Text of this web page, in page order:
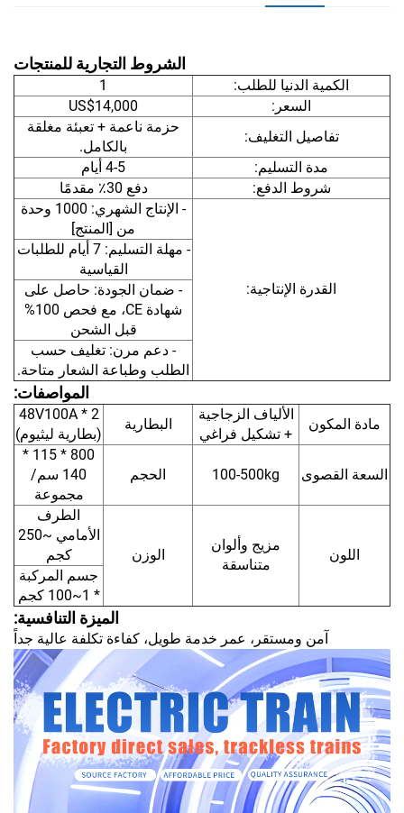
الشروط التجارية للمنتجات
الكمية الدنيا للطلب:
1
السعر:
US$14,000
تفاصيل التغليف:
حزمة ناعمة + تعبئة مغلقة
بالكامل.
مدة التسليم:
4-5 أيام
شروط الدفع:
دفع 30٪ مقدمًا
القدرة الإنتاجية:
- الإنتاج الشهري: 1000 وحدة
من [المنتج]
- مهلة التسليم: 7 أيام للطلبات
القياسية
- ضمان الجودة: حاصل على
شهادة CE، مع فحص 100%
قبل الشحن
- دعم مرن: تغليف حسب
الطلب وطباعة الشعار متاحة.
المواصفات:
مادة المكون
الألياف الزجاجية
+ تشكيل فراغي
البطارية
48V100A * 2
(بطارية ليثيوم)
السعة القصوى 100-500kg الحجم
800 * 115 *
140 سم/
مجموعة
اللون
مزيج وألوان
متناسقة
الوزن
الطرف
الأمامي ~250
كجم
جسم المركبة
* 1~100 كجم
الميزة التنافسية:
آمن ومستقر، عمر خدمة طويل، كفاءة تكلفة عالية جداً